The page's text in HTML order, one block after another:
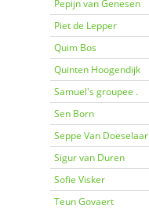
Pepijn van Genesen
Piet de Lepper
Quim Bos
Quinten Hoogendijk
Samuel's groupee .
Sen Born
Seppe Van Doeselaar
Sigur van Duren
Sofie Visker
Teun Govaert